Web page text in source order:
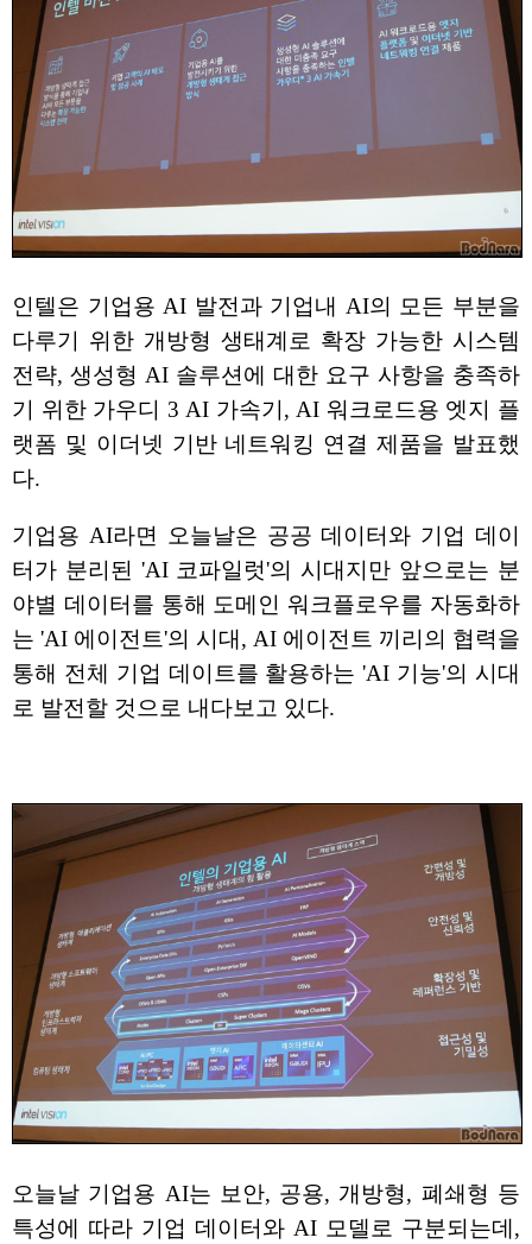
인텔은 기업용 AI 발전과 기업내 AI의 모든 부분을
다루기 위한 개방형 생태계로 확장 가능한 시스템
전략, 생성형 AI 솔루션에 대한 요구 사항을 충족하
기 위한 가우디 3 AI 가속기, AI 워크로드용 엣지 플
랫폼 및 이더넷 기반 네트워킹 연결 제품을 발표했
다.
기업용 AI라면 오늘날은 공공 데이터와 기업 데이
터가 분리된 'AI 코파일럿'의 시대지만 앞으로는 분
야별 데이터를 통해 도메인 워크플로우를 자동화하
는 'AI 에이전트'의 시대, AI 에이전트 끼리의 협력을
통해 전체 기업 데이트를 활용하는 'AI 기능'의 시대
로 발전할 것으로 내다보고 있다.
오늘날 기업용 AI는 보안, 공용, 개방형, 폐쇄형 등
특성에 따라 기업 데이터와 AI 모델로 구분되는데,